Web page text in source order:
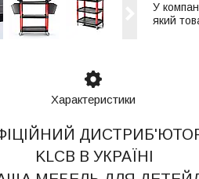
У
який
Характеристики
KLCB В УКРАЇНІ